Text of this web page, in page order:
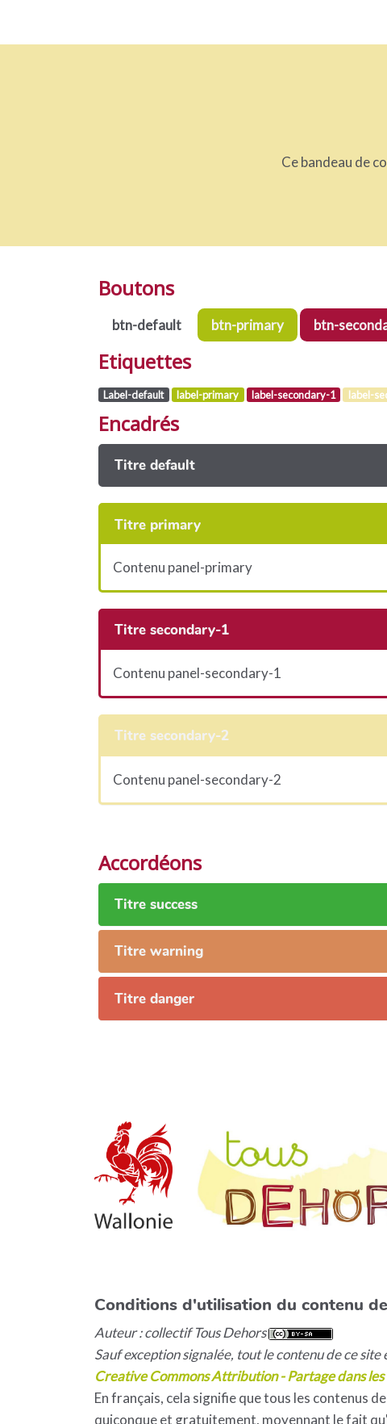
Ce bandeau de
Boutons
btn-default btn-primary btn-
Etiquettes
Label-default label-primary label-secondary-1 label-
Encadrés
Titre default
Titre primary
Contenu panel-primary
Titre secondary-1
Contenu panel-secondary-1
Titre secondary-2
Contenu panel-secondary-2
Accordéons
Titre success
Titre warning
Titre danger
Conditions d'utilisation du contenu
Auteur : collectif Tous Dehors
Sauf exception signalée, tout le contenu de ce
Creative Commons Attribution - Partage dans
En français, cela signifie que tous les contenus
quiconque et gratuitement, moyennant le fait